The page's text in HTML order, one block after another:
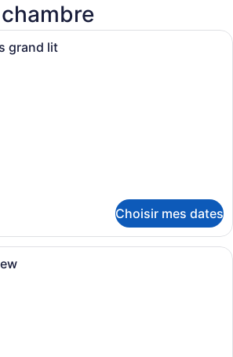
Une cuisine avec des meubles
grand lit
Choisir mes dates
Une cuisine compacte dotée de